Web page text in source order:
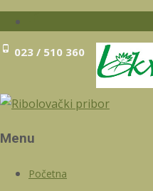
023 / 510 360
Menu
Skip
Početna